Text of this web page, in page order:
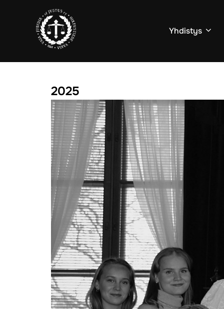
Yhdistys
2025